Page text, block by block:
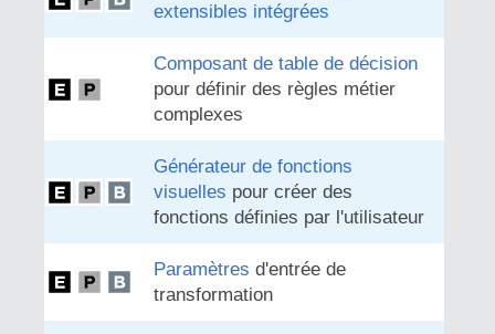
extensibles intégrées
Composant de table de décision
pour définir des règles métier
complexes
Générateur de fonctions
visuelles pour créer des
fonctions définies par l'utilisateur
Paramètres d'entrée de
transformation